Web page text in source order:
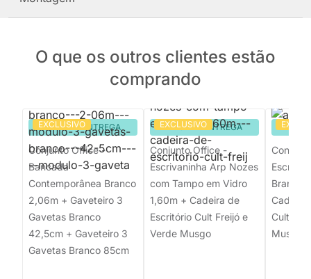
O que os outros clientes estão
comprando
EXCLUSIVO
PRONTA ENTREGA
Conjunto Office -
Bancada
Contemporânea Branco
2,06m + Gaveteiro 3
Gavetas Branco
42,5cm + Gaveteiro 3
Gavetas Branco 85cm
EXCLUSIVO
PRONTA ENTREGA
Conjunto Office -
Escrivaninha Arp Nozes
com Tampo em Vidro
1,60m + Cadeira de
Escritório Cult Freijó e
Verde Musgo
Branco
Cadeira
Cult
Musgo